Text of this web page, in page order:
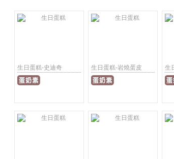
生日蛋糕-史迪奇 生日蛋糕-岩燒蛋皮 生